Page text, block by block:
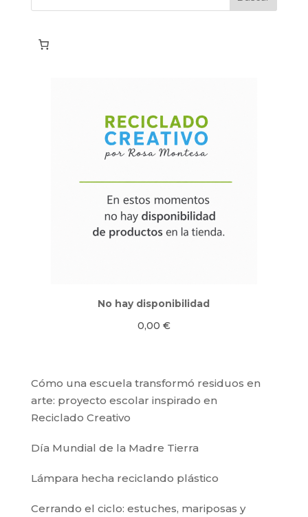
No hay disponibilidad
0,00 €
Cómo una escuela transformó residuos en
arte: proyecto escolar inspirado en
Reciclado Creativo
Día Mundial de la Madre Tierra
Lámpara hecha reciclando plástico
Cerrando el ciclo: estuches, mariposas y